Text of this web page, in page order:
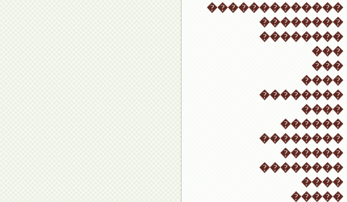
�������������
��������
��������
���
���
����
��������
����
������
��������
������
��������
����
�����